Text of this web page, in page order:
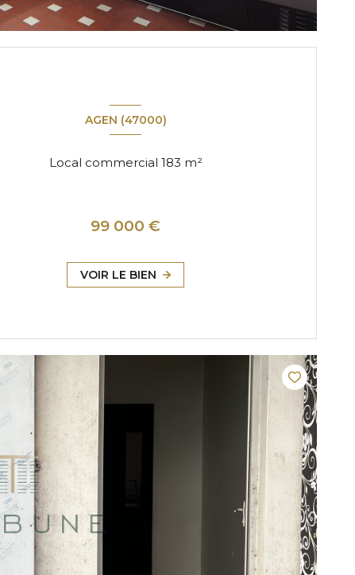
AGEN (47000)
Local commercial 183 m²
99 000 €
VOIR LE BIEN